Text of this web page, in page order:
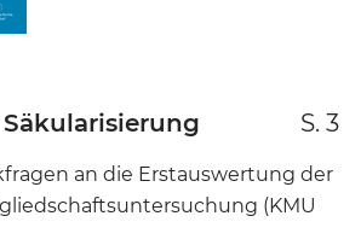
S. 3
an die Erstauswertung der
(KMU